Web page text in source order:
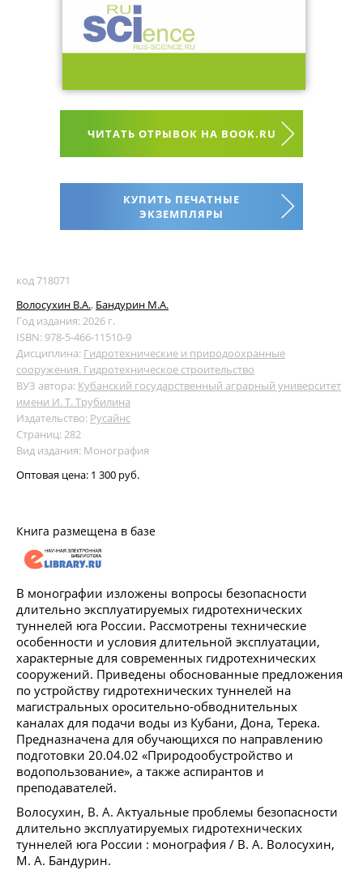
ЧИТАТЬ ОТРЫВОК НА BOOK.RU
КУПИТЬ ПЕЧАТНЫЕ
ЭКЗЕМПЛЯРЫ
код 718071
Волосухин В.А., Бандурин М.А.
Год издания: 2026 г.
ISBN: 978-5-466-11510-9
Дисциплина: Гидротехнические и природоохранные
сооружения. Гидротехническое строительство
ВУЗ автора: Кубанский государственный аграрный университет
имени И. Т. Трубилина
Издательство: Русайнс
Страниц: 282
Вид издания: Монография
Оптовая цена: 1 300 руб.
Книга размещена в базе
В монографии изложены вопросы безопасности
длительно эксплуатируемых гидротехнических
туннелей юга России. Рассмотрены технические
особенности и условия длительной эксплуатации,
характерные для современных гидротехнических
сооружений. Приведены обоснованные предложения
по устройству гидротехнических туннелей на
магистральных оросительно-обводнительных
каналах для подачи воды из Кубани, Дона, Терека.
Предназначена для обучающихся по направлению
подготовки 20.04.02 «Природообустройство и
водопользование», а также аспирантов и
преподавателей.
Волосухин, В. А. Актуальные проблемы безопасности
длительно эксплуатируемых гидротехнических
туннелей юга России : монография / В. А. Волосухин,
М. А. Бандурин.